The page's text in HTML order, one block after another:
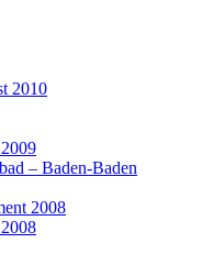
2010
– Baden-Baden
2008